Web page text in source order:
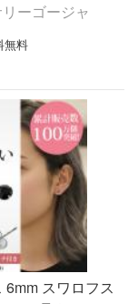
ーゴージャ
無料
スワロフス